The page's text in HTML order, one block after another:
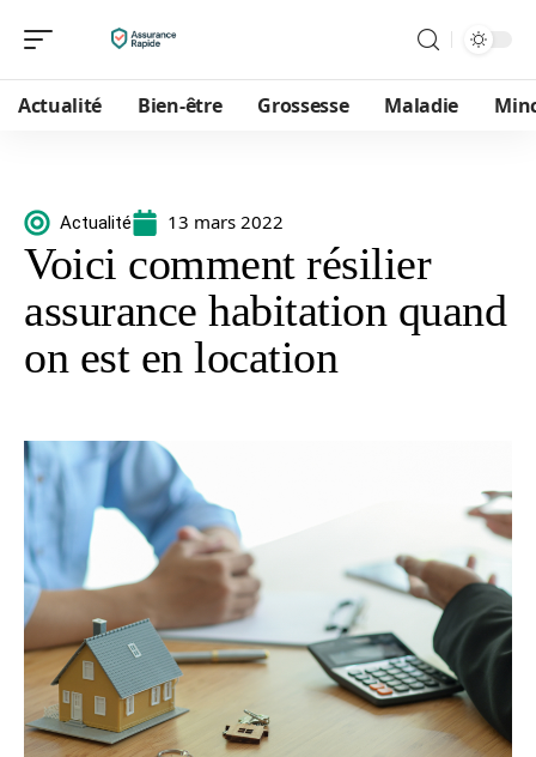
Actualité Bien-être Grossesse Maladie
Actualité 13 mars 2022
Voici comment résilier
assurance habitation quand
on est en location